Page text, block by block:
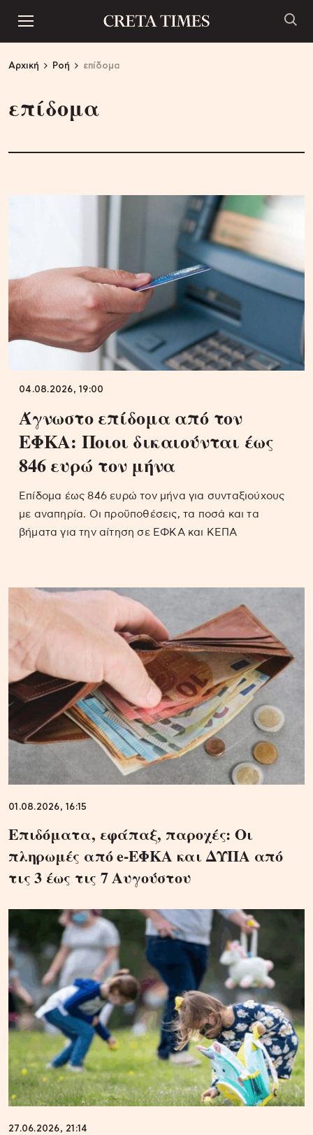
Αρχική Ροή επίδομα
επίδομα
04.08.2026, 19:00
Άγνωστο επίδομα από τον
ΕΦΚΑ: Ποιοι δικαιούνται έως
846 ευρώ τον μήνα
Επίδομα έως 846 ευρώ τον μήνα για συνταξιούχους
με αναπηρία. Οι προϋποθέσεις, τα ποσά και τα
βήματα για την αίτηση σε ΕΦΚΑ και ΚΕΠΑ
01.08.2026, 16:15
Επιδόματα, εφάπαξ, παροχές: Οι
πληρωμές από e-ΕΦΚΑ και ΔΥΠΑ από
τις 3 έως τις 7 Αυγούστου
27.06.2026, 21:14